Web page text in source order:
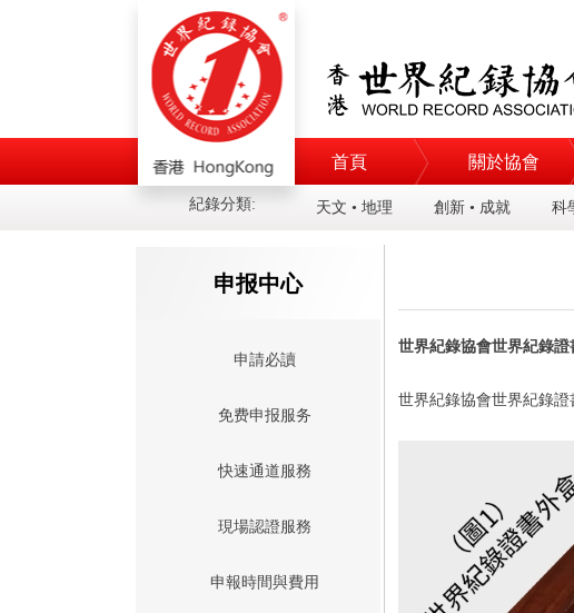
紀錄分類: 天文 • 地理 創新 • 成就 科
首頁 關於協會
申报中心
申請必讀
免费申报服务
快速通道服務
現場認證服務
申報時間與費用
世界紀錄協會世界紀錄證
世界紀錄協會世界紀錄證